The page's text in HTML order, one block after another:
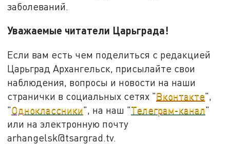
заболеваний.
Уважаемые читатели Царьграда!
Если вам есть чем поделиться с редакцией
Царьград Архангельск, присылайте свои
наблюдения, вопросы и новости на наши
странички в социальных сетях "Вконтакте",
"Одноклассники", на наш "Телеграм-канал"
или на электронную почту
arhangelsk@tsargrad.tv.